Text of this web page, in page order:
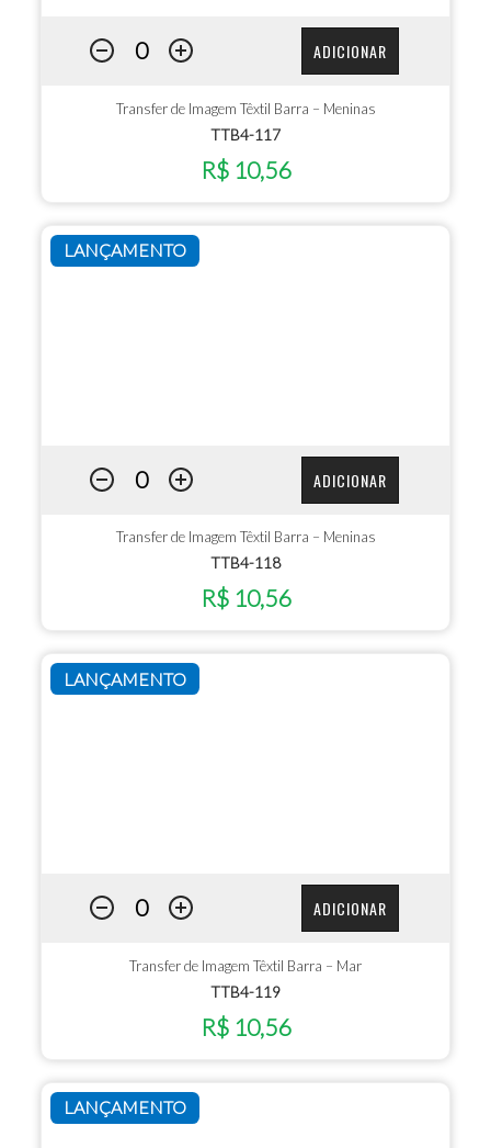
ADICIONAR
Transfer de Imagem Têxtil Barra – Meninas
TTB4-117
R$ 10,56
LANÇAMENTO
ADICIONAR
Transfer de Imagem Têxtil Barra – Meninas
TTB4-118
R$ 10,56
LANÇAMENTO
ADICIONAR
Transfer de Imagem Têxtil Barra – Mar
TTB4-119
R$ 10,56
LANÇAMENTO